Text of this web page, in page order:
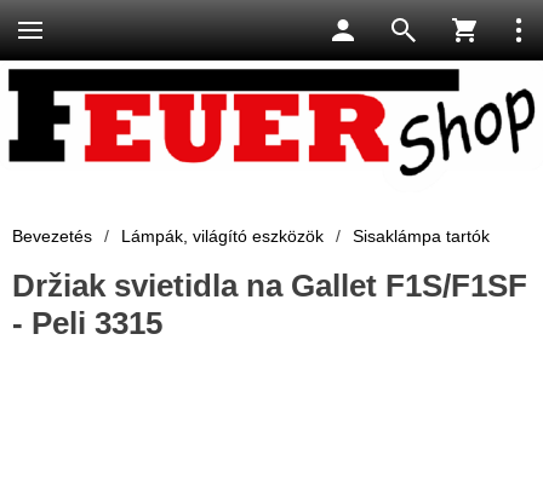
Bevezetés / Lámpák, világító eszközök / Sisaklámpa tartók
Držiak svietidla na Gallet F1S/F1SF
- Peli 3315